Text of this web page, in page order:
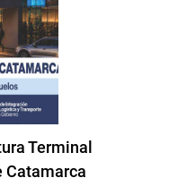
Terminal
Catamarca